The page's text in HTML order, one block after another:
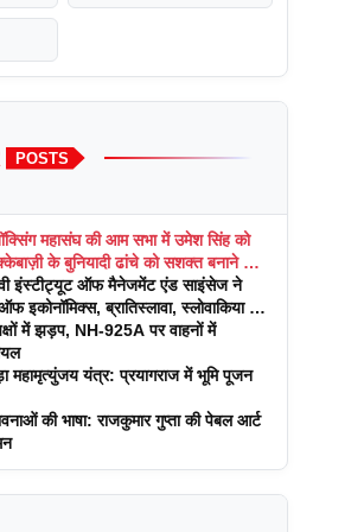
POSTS
महासंघ की आम सभा में उमेश सिंह को
के बुनियादी ढांचे को सशक्त बनाने का
इंस्टीट्यूट ऑफ मैनेजमेंट एंड साइंसेज ने
इकोनॉमिक्स, ब्रातिस्लावा, स्लोवाकिया के
में प्रकाशन रणनीतियों पर एक
का आयोजन किया
में झड़प, NH-925A पर वाहनों में
महामृत्युंजय यंत्र: प्रयागराज में भूमि पूजन
की भाषा: राजकुमार गुप्ता की पेबल आर्ट